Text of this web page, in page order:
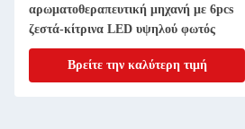
αρωματοθεραπευτική μηχανή με 6pcs
ζεστά-κίτρινα LED υψηλού φωτός
Βρείτε την καλύτερη τιμή